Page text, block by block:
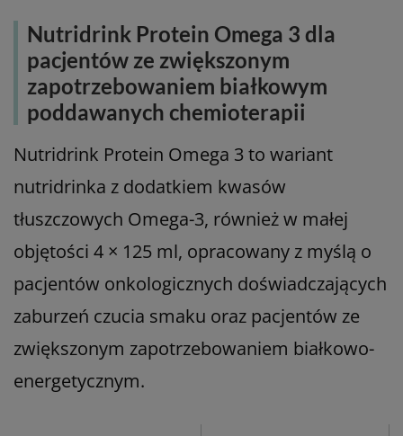
Nutridrink Protein Omega 3 dla
pacjentów ze zwiększonym
zapotrzebowaniem białkowym
poddawanych chemioterapii
Nutridrink Protein Omega 3 to wariant
nutridrinka z dodatkiem kwasów
tłuszczowych Omega-3, również w małej
objętości 4 × 125 ml, opracowany z myślą o
pacjentów onkologicznych doświadczających
zaburzeń czucia smaku oraz pacjentów ze
zwiększonym zapotrzebowaniem białkowo-
energetycznym.